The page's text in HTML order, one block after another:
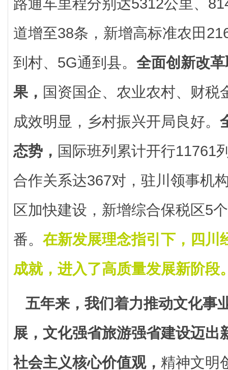
路通车里程分别达5312公里、
道增至38条，新增高标准农田
到村、5G通到县。 全面创新改
果， 国资国企、农业农村、财税
成效明显，乡村振兴开局良好。
态势， 国际班列累计开行11761
合作关系达367对，驻川领事机
区加快建设，新增综合保税区5
番。 在新发展理念指引下，四川
成就，进入了高质量发展新阶段
五年来，我们着力推动文化事
展，文化强省旅游强省建设迈出
社会主义核心价值观， 精神文明